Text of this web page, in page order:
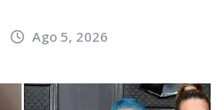
Ago 5, 2026